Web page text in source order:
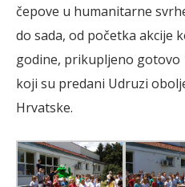
čepove u humanitarne
do sada, od početka akcije
godine, prikupljeno gotovo
koji su predani Udruzi
Hrvatske.